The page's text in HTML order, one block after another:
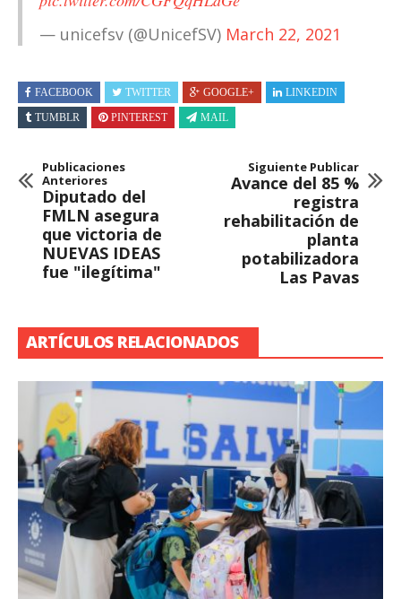
— unicefsv (@UnicefSV) March 22, 2021
FACEBOOK TWITTER GOOGLE+
LINKEDIN
TUMBLR
PINTEREST MAIL
Publicaciones
Anteriores
Diputado del
FMLN asegura
que victoria de
NUEVAS IDEAS
fue "ilegítima"
Siguiente Publicar
Avance del 85 %
registra
rehabilitación de
planta
potabilizadora
Las Pavas
ARTÍCULOS RELACIONADOS